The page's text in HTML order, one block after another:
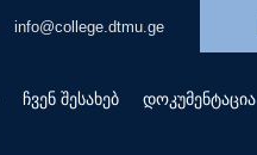
info@college.dtmu.ge
ჩვენ შესახებ დოკუმენტაცია